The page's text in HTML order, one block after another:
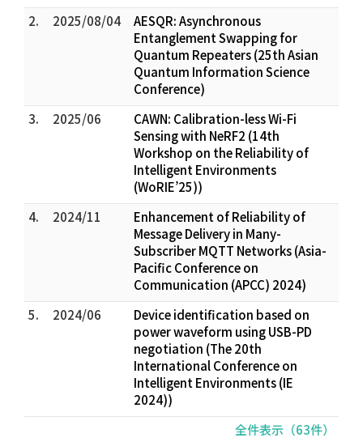
2.
2025/08/04
AESQR: Asynchronous
Entanglement Swapping for
Quantum Repeaters (25th Asian
Quantum Information Science
Conference)
3.
2025/06
CAWN: Calibration-less Wi-Fi
Sensing with NeRF2 (14th
Workshop on the Reliability of
Intelligent Environments
(WoRIE’25))
4.
2024/11
Enhancement of Reliability of
Message Delivery in Many-
Subscriber MQTT Networks (Asia-
Pacific Conference on
Communication (APCC) 2024)
5.
2024/06
Device identification based on
power waveform using USB-PD
negotiation (The 20th
International Conference on
Intelligent Environments (IE
2024))
全件表示（63件）